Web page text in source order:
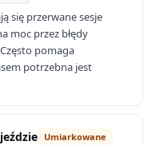
się przerwane sesje
moc przez błędy
pomaga
potrzebna jest
Umiarkowane